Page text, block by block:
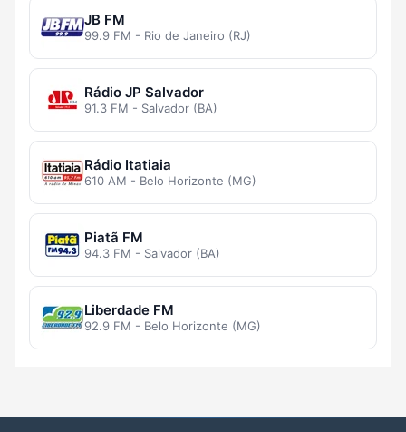
JB FM
99.9 FM - Rio de Janeiro (RJ)
Rádio JP Salvador
91.3 FM - Salvador (BA)
Rádio Itatiaia
610 AM - Belo Horizonte (MG)
Piatã FM
94.3 FM - Salvador (BA)
Liberdade FM
92.9 FM - Belo Horizonte (MG)